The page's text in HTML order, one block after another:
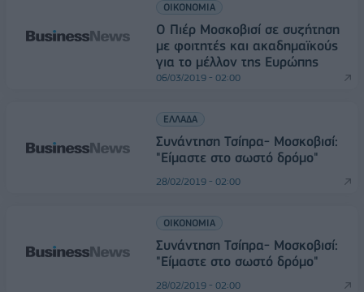
ΟΙΚΟΝΟΜΙΑ
Ο Πιέρ Μοσκοβισί σε συζήτηση
με φοιτητές και ακαδημαϊκούς
για το μέλλον της Ευρώπης
06/03/2019 - 02:00
ΕΛΛΑΔΑ
Συνάντηση Τσίπρα- Μοσκοβισί:
"Είμαστε στο σωστό δρόμο"
28/02/2019 - 02:00
ΟΙΚΟΝΟΜΙΑ
Συνάντηση Τσίπρα- Μοσκοβισί:
"Είμαστε στο σωστό δρόμο"
28/02/2019 - 02:00